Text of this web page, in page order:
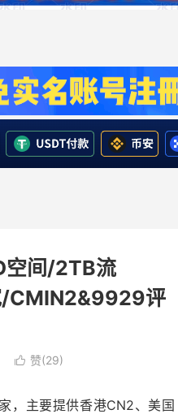
空间/2TB流
CMIN2&9929评
 赞(29)
，主要提供香港CN2、美国